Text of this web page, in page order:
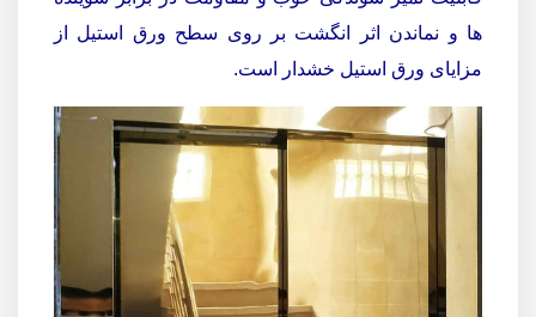
ها و نماندن اثر انگشت بر روی سطح ورق استیل از
مزایای ورق استیل خشدار است.